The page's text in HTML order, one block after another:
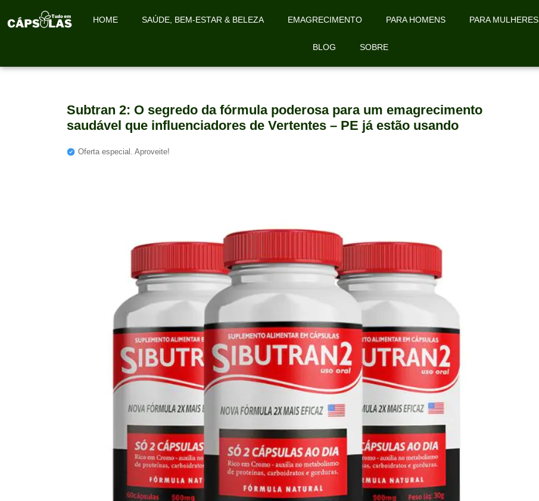
HOME SAÚDE, BEM-ESTAR & BELEZA EMAGRECIMENTO PARA HOMENS PARA MULHERES
BLOG SOBRE
Subtran 2: O segredo da fórmula poderosa para um emagrecimento
saudável que influenciadores de Vertentes – PE já estão usando
Oferta especial. Aproveite!
Seca Já Detox – O Fim da gordura
localizada
Apenas 12x de R$19,78
Ver detalhes